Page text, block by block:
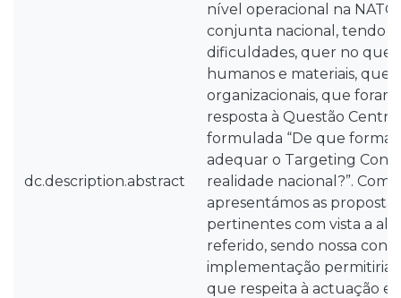
dc.description.abstract
nível operacional na
conjunta nacional, tendo
dificuldades, quer no que
humanos e materiais, quer
organizacionais, que
resposta à Questão
formulada “De que forma
adequar o Targeting
realidade nacional?”.
apresentámos as
pertinentes com vista a
referido, sendo nossa
implementação permitiria
que respeita à actuação